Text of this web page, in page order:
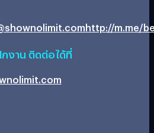
http://m.me/
งาน ติดต่อได้ที่